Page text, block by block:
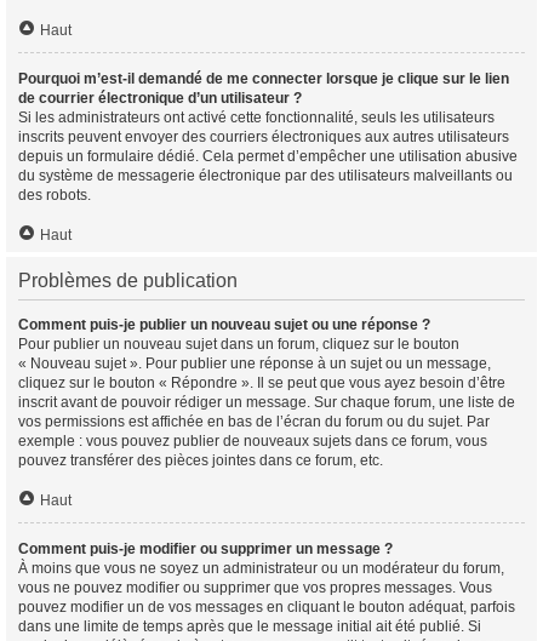
Haut
Pourquoi m’est-il demandé de me connecter lorsque je clique sur le lien
de courrier électronique d’un utilisateur ?
Si les administrateurs ont activé cette fonctionnalité, seuls les utilisateurs
inscrits peuvent envoyer des courriers électroniques aux autres utilisateurs
depuis un formulaire dédié. Cela permet d’empêcher une utilisation abusive
du système de messagerie électronique par des utilisateurs malveillants ou
des robots.
Haut
Problèmes de publication
Comment puis-je publier un nouveau sujet ou une réponse ?
Pour publier un nouveau sujet dans un forum, cliquez sur le bouton
« Nouveau sujet ». Pour publier une réponse à un sujet ou un message,
cliquez sur le bouton « Répondre ». Il se peut que vous ayez besoin d’être
inscrit avant de pouvoir rédiger un message. Sur chaque forum, une liste de
vos permissions est affichée en bas de l’écran du forum ou du sujet. Par
exemple : vous pouvez publier de nouveaux sujets dans ce forum, vous
pouvez transférer des pièces jointes dans ce forum, etc.
Haut
Comment puis-je modifier ou supprimer un message ?
À moins que vous ne soyez un administrateur ou un modérateur du forum,
vous ne pouvez modifier ou supprimer que vos propres messages. Vous
pouvez modifier un de vos messages en cliquant le bouton adéquat, parfois
dans une limite de temps après que le message initial ait été publié. Si